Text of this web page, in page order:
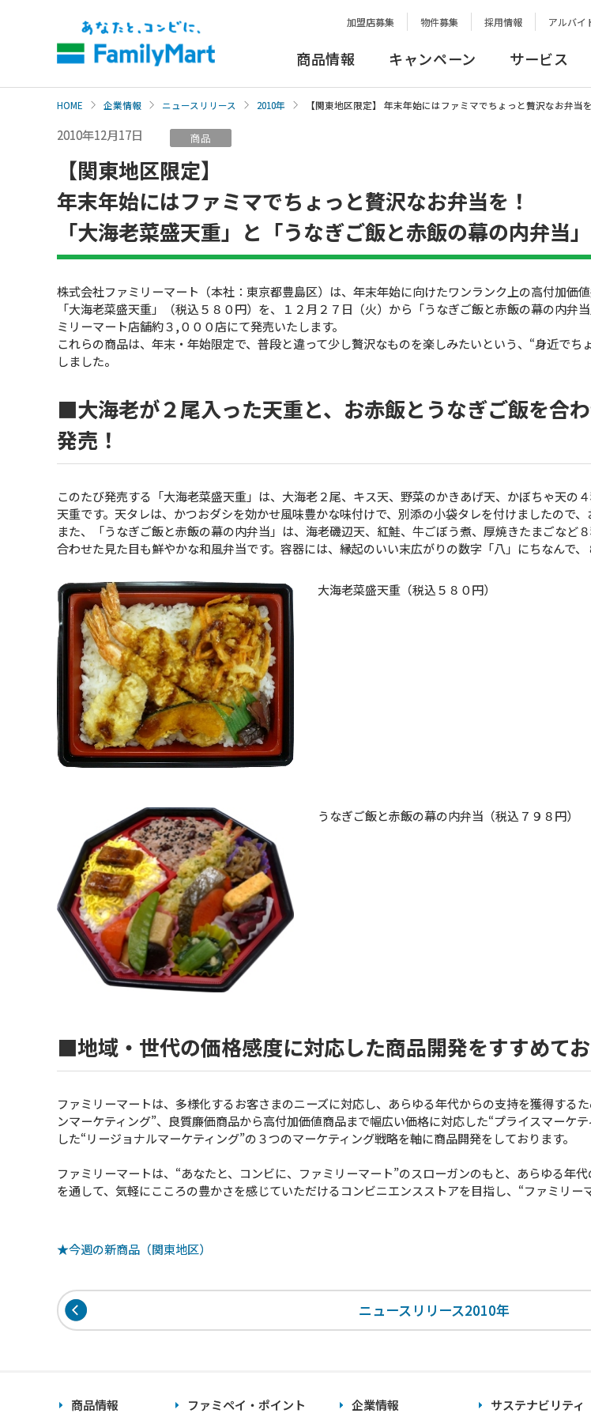
加盟店募集 物件募集 採用情報 アルバイ
商品情報 キャンペーン サービス
HOME 企業情報 ニュースリリース 2010年 【関東地区限定】 年末年始にはファミマでちょっと贅沢なお弁
2010年12月17日 商品
【関東地区限定】
年末年始にはファミマでちょっと贅沢なお弁当を！
「大海老菜盛天重」と「うなぎご飯と赤飯の幕の内弁当
株式会社ファミリーマート（本社：東京都豊島区）は、年末年始に向けたワンランク上の高付加価
「大海老菜盛天重」（税込５８０円）を、１２月２７日（火）から「うなぎご飯と赤飯の幕の内弁
ミリーマート店舗約３,０００店にて発売いたします。
これらの商品は、年末・年始限定で、普段と違って少し贅沢なものを楽しみたいという、“身近でち
しました。
■大海老が２尾入った天重と、お赤飯とうなぎご飯を合
発売！
このたび発売する「大海老菜盛天重」は、大海老２尾、キス天、野菜のかきあげ天、かぼちゃ天の
天重です。天タレは、かつおダシを効かせ風味豊かな味付けで、別添の小袋タレを付けましたので、
また、「うなぎご飯と赤飯の幕の内弁当」は、海老磯辺天、紅鮭、牛ごぼう煮、厚焼きたまごなど
合わせた見た目も鮮やかな和風弁当です。容器には、縁起のいい末広がりの数字「八」にちなんで、
大海老菜盛天重（税込５８０円）
うなぎご飯と赤飯の幕の内弁当（税込７９８円）
■地域・世代の価格感度に対応した商品開発をすすめて
ファミリーマートは、多様化するお客さまのニーズに対応し、あらゆる年代からの支持を獲得する
ンマーケティング”、良質廉価商品から高付加価値商品まで幅広い価格に対応した“プライスマーケ
した“リージョナルマーケティング”の３つのマーケティング戦略を軸に商品開発をしております。
ファミリーマートは、“あなたと、コンビに、ファミリーマート”のスローガンのもと、あらゆる年
を通して、気軽にこころの豊かさを感じていただけるコンビニエンスストアを目指し、“ファミリー
★今週の新商品（関東地区）
ニュースリリース2010年
商品情報 ファミペイ・ポイント 企業情報 サステナビリティ